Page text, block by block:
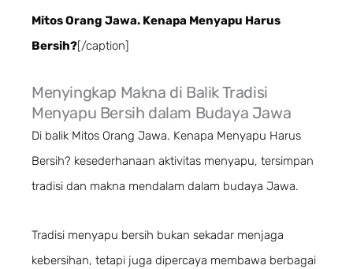
Mitos Orang Jawa. Kenapa Menyapu Harus
Bersih?[/caption]
Menyingkap Makna di Balik Tradisi
Menyapu Bersih dalam Budaya Jawa
Di balik Mitos Orang Jawa. Kenapa Menyapu Harus
Bersih? kesederhanaan aktivitas menyapu, tersimpan
tradisi dan makna mendalam dalam budaya Jawa.
Tradisi menyapu bersih bukan sekadar menjaga
kebersihan, tetapi juga dipercaya membawa berbagai